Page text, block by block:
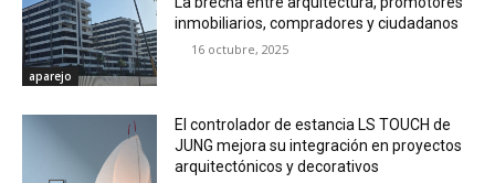
aparejo
inmobiliarios, compradores y ciudadanos
16 octubre, 2025
El controlador de estancia LS TOUCH de
JUNG mejora su integración en proyectos
arquitectónicos y decorativos